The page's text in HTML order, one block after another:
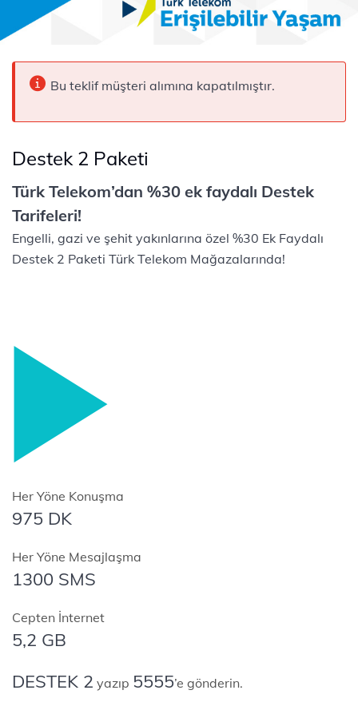
Bu teklif müşteri alımına kapatılmıştır.
Destek 2 Paketi
Türk Telekom’dan %30 ek faydalı Destek
Tarifeleri!
Engelli, gazi ve şehit yakınlarına özel %30 Ek Faydalı
Destek 2 Paketi Türk Telekom Mağazalarında!​
Her Yöne Konuşma
975 DK
Her Yöne Mesajlaşma
1300 SMS
Cepten İnternet
5,2 GB
DESTEK 2 yazıp 5555’e gönderin.